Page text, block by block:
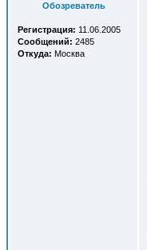
Обозреватель
Регистрация: 11.06.2005
Сообщений: 2485
Откуда: Москва